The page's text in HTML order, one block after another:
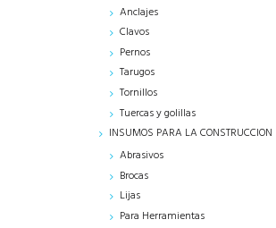
Anclajes
Clavos
Pernos
Tarugos
Tornillos
Tuercas y golillas
INSUMOS PARA LA CONSTRUCCION
Abrasivos
Brocas
Lijas
Para Herramientas